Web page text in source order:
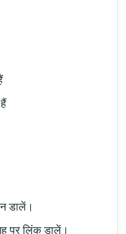
डालें।
पर लिंक डालें।